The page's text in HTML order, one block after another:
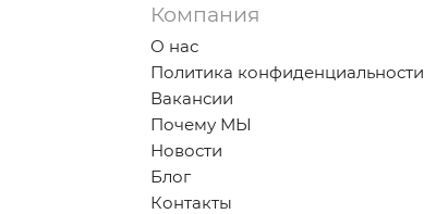
Компания
О нас
Политика конфиденциальности
Вакансии
Почему МЫ
Новости
Блог
Контакты